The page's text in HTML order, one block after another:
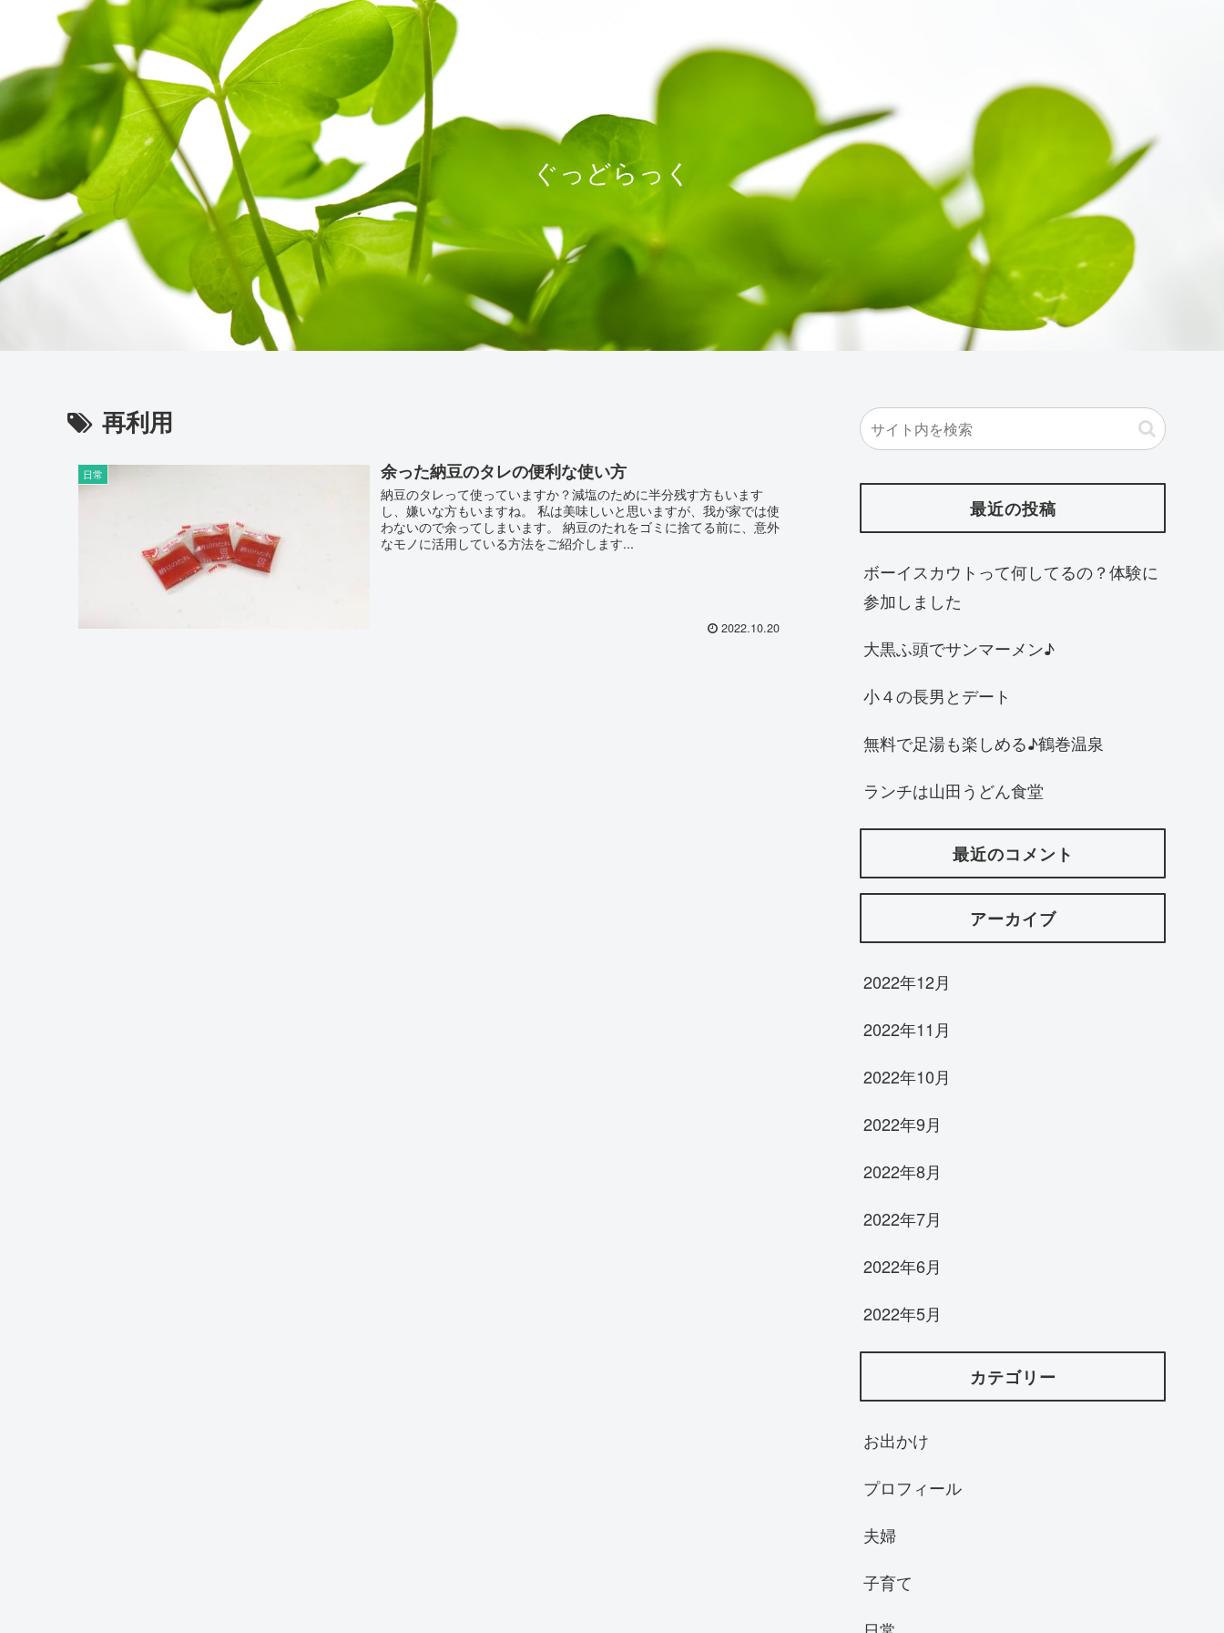
ぐっどらっく
再利用
日常 余った納豆のタレの便利な使い方
納豆のタレって使っていますか？減塩のために半分残す方もいます
し、嫌いな方もいますね。 私は美味しいと思いますが、我が家では使
わないので余ってしまいます。 納豆のたれをゴミに捨てる前に、意外
なモノに活用している方法をご紹介します...
2022.10.20
最近の投稿
ボーイスカウトって何してるの？体験に
参加しました
大黒ふ頭でサンマーメン♪
小４の長男とデート
無料で足湯も楽しめる♪鶴巻温泉
ランチは山田うどん食堂
最近のコメント
アーカイブ
2022年12月
2022年11月
2022年10月
2022年9月
2022年8月
2022年7月
2022年6月
2022年5月
カテゴリー
お出かけ
プロフィール
夫婦
子育て